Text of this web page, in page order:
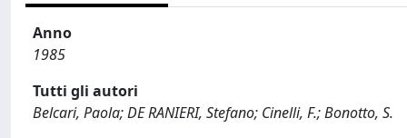
Anno
1985
Tutti gli autori
Belcari, Paola; DE RANIERI, Stefano; Cinelli, F.; Bonotto, S.